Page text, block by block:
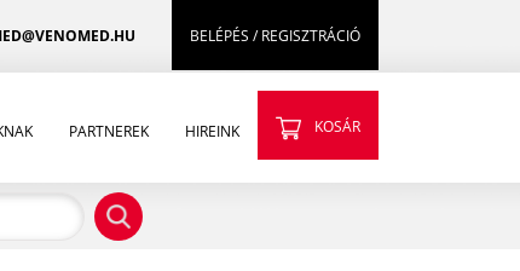
BELÉPÉS / REGISZTRÁCIÓ
PARTNEREK HIREINK KOSÁR